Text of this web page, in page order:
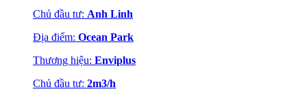
Chủ đầu tư: Anh Linh
Địa điểm: Ocean Park
Thương hiệu: Enviplus
Chủ đầu tư: 2m3/h